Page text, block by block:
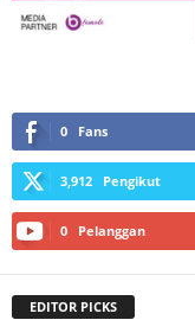
0 Fans
3,912 Pengikut
0 Pelanggan
EDITOR PICKS